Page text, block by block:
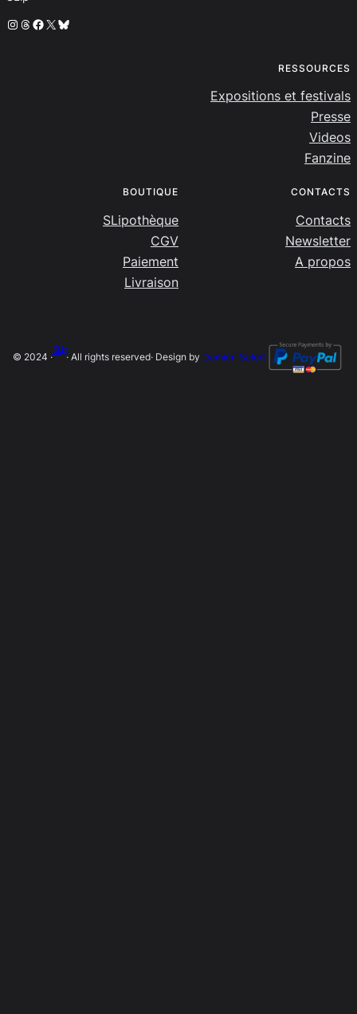
Instagram
Threads
Facebook
X Bluesky
RESSOURCES
Expositions et festivals
Presse
Videos
Fanzine
BOUTIQUE
SLipothèque
CGV
Paiement
Livraison
CONTACTS
Contacts
Newsletter
A propos
© 2024 ·
SLip
· All rights reserved· Design by Damien Salort